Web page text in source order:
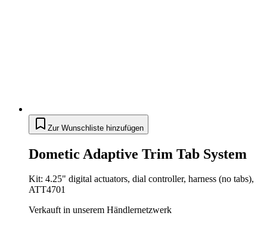
Zur Wunschliste hinzufügen
Dometic Adaptive Trim Tab System
Kit: 4.25" digital actuators, dial controller, harness (no tabs),
ATT4701
Verkauft in unserem Händlernetzwerk